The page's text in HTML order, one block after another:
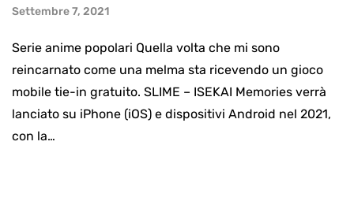
Settembre 7, 2021
Serie anime popolari Quella volta che mi sono
reincarnato come una melma sta ricevendo un gioco
mobile tie-in gratuito. SLIME – ISEKAI Memories verrà
lanciato su iPhone (iOS) e dispositivi Android nel 2021,
con la…